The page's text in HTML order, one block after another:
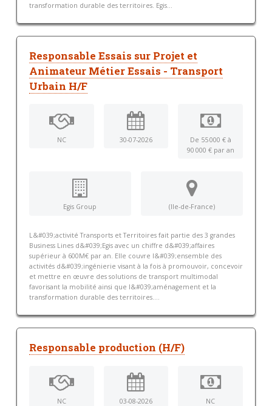
transformation durable des territoires. Egis...
Responsable Essais sur Projet et
Animateur Métier Essais - Transport
Urbain H/F
NC 30-07-2026
De 55 000 € à
90 000 € par an
Egis Group (Ile-de-France)
L&#039;activité Transports et Territoires fait partie des 3 grandes
Business Lines d&#039;Egis avec un chiffre d&#039;affaires
supérieur à 600M€ par an. Elle couvre l&#039;ensemble des
activités d&#039;ingénierie visant à la fois à promouvoir, concevoir
et mettre en œuvre des solutions de transport multimodal
favorisant la mobilité ainsi que l&#039;aménagement et la
transformation durable des territoires....
Responsable production (H/F)
NC 03-08-2026 NC